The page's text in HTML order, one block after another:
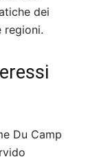
dei
regioni.
Du Camp